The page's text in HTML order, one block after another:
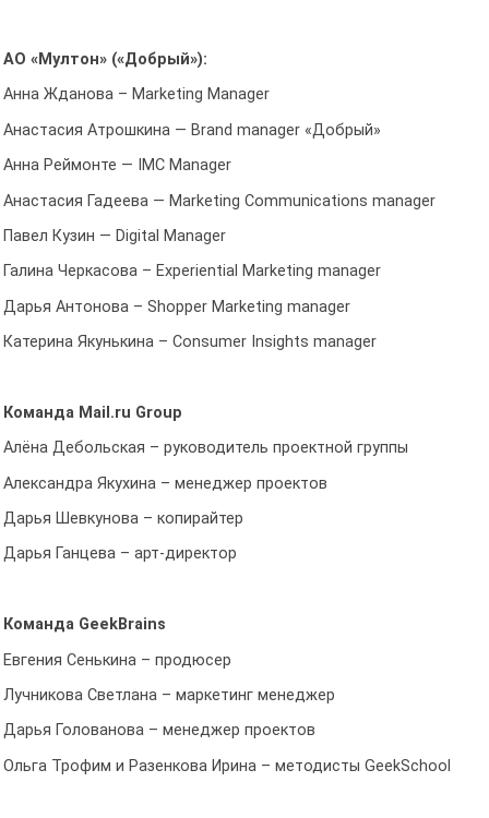
АО «Мултон» («Добрый»):
Анна Жданова – Marketing Manager
Анастасия Атрошкина — Brand manager «Добрый»
Анна Реймонте — IMC Manager
Анастасия Гадеева — Marketing Communications manager
Павел Кузин — Digital Manager
Галина Черкасова – Experiential Marketing manager
Дарья Антонова – Shopper Marketing manager
Катерина Якунькина – Consumer Insights manager
Команда Mail.ru Group
Алёна Дебольская – руководитель проектной группы
Александра Якухина – менеджер проектов
Дарья Шевкунова – копирайтер
Дарья Ганцева – арт-директор
Команда GeekBrains
Евгения Сенькина – продюсер
Лучникова Светлана – маркетинг менеджер
Дарья Голованова – менеджер проектов
Ольга Трофим и Разенкова Ирина – методисты GeekSchool